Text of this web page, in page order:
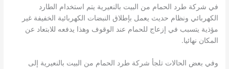
في شركة طرد الحمام من البيت بالنعيرية يتم استخدام الطارد
الكهربائي ونظام حديث يعمل بإطلاق النبضات الكهربائية الخفيفة غير
مؤذية يتسبب في إزعاج للحمام عند الوقوف وهذا يدفعه للابتعاد عن
المكان نهائيا.
وفي بعض الحالات تلجأ شركة طرد الحمام من البيت بالنعيرية إلى